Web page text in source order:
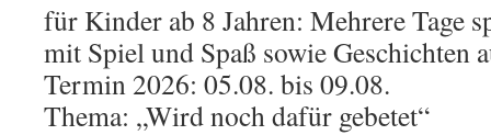
für Kinder ab 8 Jahren: Mehrere Tage
mit Spiel und Spaß sowie Geschichten
Termin 2026: 05.08. bis 09.08.
Thema: „Wird noch dafür gebetet“